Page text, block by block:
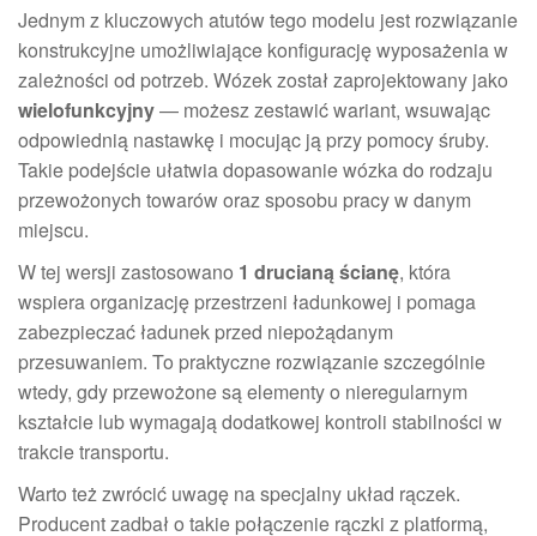
Jednym z kluczowych atutów tego modelu jest rozwiązanie
konstrukcyjne umożliwiające konfigurację wyposażenia w
zależności od potrzeb. Wózek został zaprojektowany jako
wielofunkcyjny— możesz zestawić wariant, wsuwając
odpowiednią nastawkę i mocując ją przy pomocy śruby.
Takie podejście ułatwia dopasowanie wózka do rodzaju
przewożonych towarów oraz sposobu pracy w danym
miejscu.
W tej wersji zastosowano 1 drucianą ścianę, która
wspiera organizację przestrzeni ładunkowej i pomaga
zabezpieczać ładunek przed niepożądanym
przesuwaniem. To praktyczne rozwiązanie szczególnie
wtedy, gdy przewożone są elementy o nieregularnym
kształcie lub wymagają dodatkowej kontroli stabilności w
trakcie transportu.
Warto też zwrócić uwagę na specjalny układ rączek.
Producent zadbał o takie połączenie rączki z platformą,